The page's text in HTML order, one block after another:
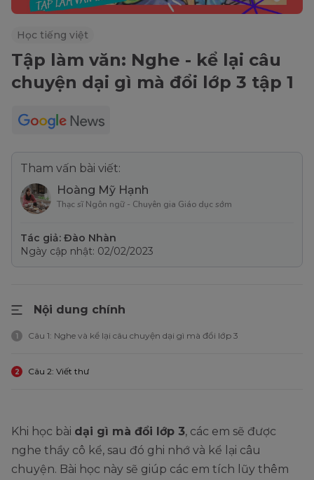
Học tiếng việt
Tập làm văn: Nghe - kể lại câu
chuyện dại gì mà đổi lớp 3 tập 1
Tham vấn bài viết:
Hoàng Mỹ Hạnh
Thạc sĩ Ngôn ngữ - Chuyên gia Giáo dục sớm
Tác giả: Đào Nhàn
Ngày cập nhật: 02/02/2023
Nội dung chính
1 Câu 1: Nghe và kể lại câu chuyện dại gì mà đổi lớp 3
2 Câu 2: Viết thư
Khi học bài dại gì mà đổi lớp 3, các em sẽ được
nghe thầy cô kể, sau đó ghi nhớ và kể lại câu
chuyện. Bài học này sẽ giúp các em tích lũy thêm